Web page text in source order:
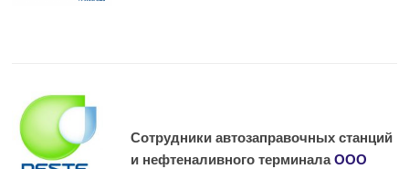
Сотрудники автозаправочных станций
и нефтеналивного терминалаООО